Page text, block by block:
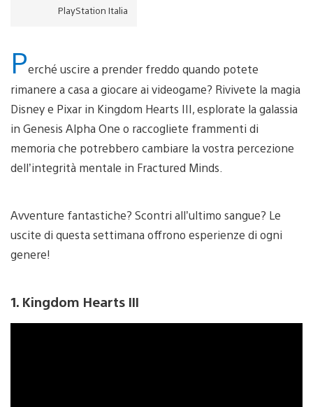
PlayStation Italia
Perché uscire a prender freddo quando potete
rimanere a casa a giocare ai videogame? Rivivete la magia
Disney e Pixar in Kingdom Hearts III, esplorate la galassia
in Genesis Alpha One o raccogliete frammenti di
memoria che potrebbero cambiare la vostra percezione
dell’integrità mentale in Fractured Minds.
Avventure fantastiche? Scontri all’ultimo sangue? Le
uscite di questa settimana offrono esperienze di ogni
genere!
1. Kingdom Hearts III